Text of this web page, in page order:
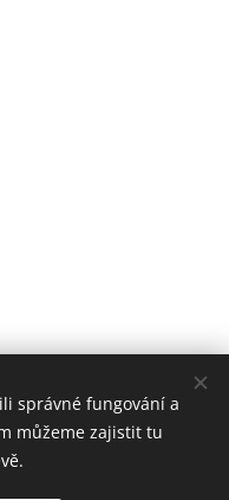
správné fungování a
můžeme zajistit tu